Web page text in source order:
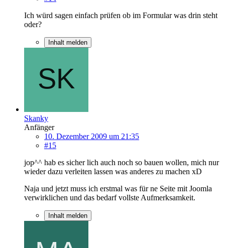
Ich würd sagen einfach prüfen ob im Formular was drin steht
oder?
Inhalt melden
Skanky
Anfänger
10. Dezember 2009 um 21:35
#15
jop^^ hab es sicher lich auch noch so bauen wollen, mich nur
wieder dazu verleiten lassen was anderes zu machen xD
Naja und jetzt muss ich erstmal was für ne Seite mit Joomla
verwirklichen und das bedarf vollste Aufmerksamkeit.
Inhalt melden